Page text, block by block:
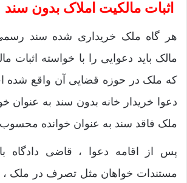
اثبات مالکیت املاک بدون سند
هر گاه ملک خریداری شده سند
مالک باید دعوایی را با خواسته اثبات
که ملک در حوزه قضایی آن واقع شده
دعوا خریدار خانه بدون سند به عنوان
ملک فاقد سند به عنوان خوانده
پس از اقامه دعوا ، قاضی دادگاه
مستندات خواهان مثل تصرف در ملک ،